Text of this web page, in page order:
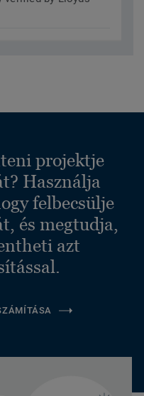
projektje
Használja
felbecsülje
és megtudja,
azt